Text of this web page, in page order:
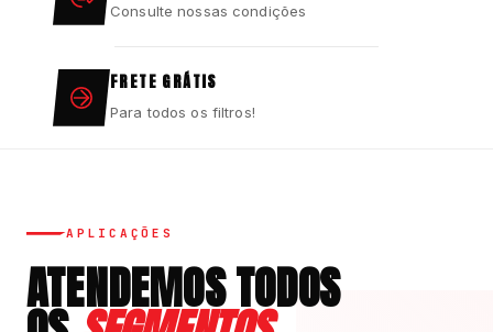
Consulte nossas condições
FRETE GRÁTIS
Para todos os filtros!
APLICAÇÕES
ATENDEMOS TODOS